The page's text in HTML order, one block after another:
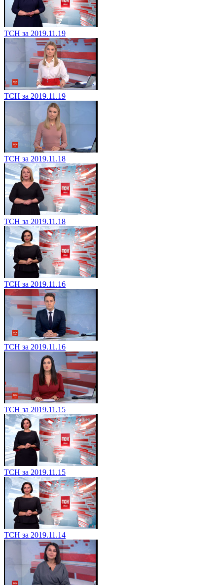
ТСН за 2019.11.19
ТСН за 2019.11.19
ТСН за 2019.11.18
ТСН за 2019.11.18
ТСН за 2019.11.16
ТСН за 2019.11.16
ТСН за 2019.11.15
ТСН за 2019.11.15
ТСН за 2019.11.14